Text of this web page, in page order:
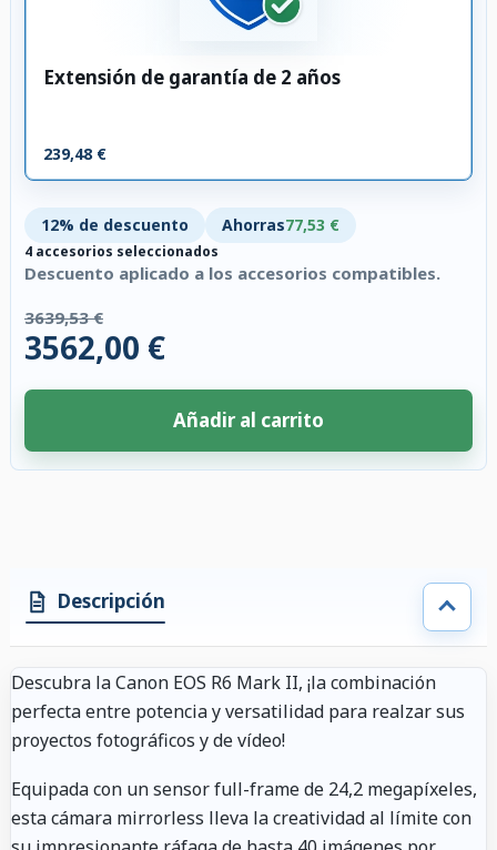
Extensión de garantía de 2 años
239,48 €
12% de descuento Ahorras77,53 €
4 accesorios seleccionados
Descuento aplicado a los accesorios compatibles.
3639,53 €
3562,00 €
Añadir al carrito
Descripción
Descubra la Canon EOS R6 Mark II, ¡la combinación
perfecta entre potencia y versatilidad para realzar sus
proyectos fotográficos y de vídeo!
Equipada con un sensor full-frame de 24,2 megapíxeles,
esta cámara mirrorless lleva la creatividad al límite con